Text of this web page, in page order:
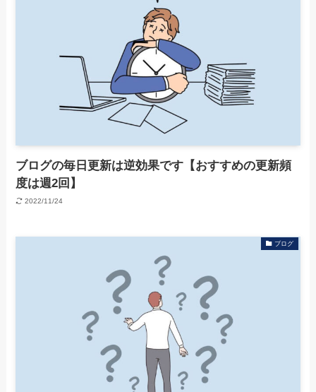
ブログの毎日更新は逆効果です【おすすめの更新頻
度は週2回】
2022/11/24
ブログ